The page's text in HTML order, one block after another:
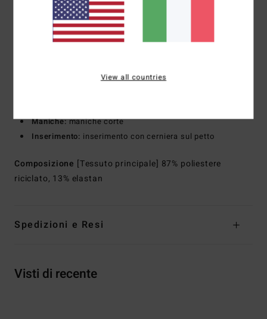
elasticità
Cuciture esterne: cuciture GBS (glued and blind stitched)
per la massima flessibilità e infiltrazioni minime
muta integrale a maniche corte
Maniche:maniche corte
Inserimento: inserimento con cerniera sul petto
Composizione [Tessuto principale] 87% poliestere
riciclato, 13% elastan
Spedizioni e Resi
Visti di recente
View all countries